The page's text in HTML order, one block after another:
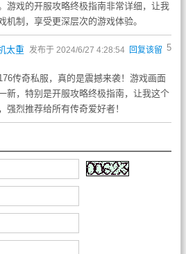
游戏的开服攻略终极指南非常详细，让我
机制，享受更深层次的游戏体验。
5
太重 发布于 2024/6/27 4:28:54 回复该留
传奇私服，真的是震撼来袭！游戏画面
新，特别是开服攻略终极指南，让我这个
强烈推荐给所有传奇爱好者！